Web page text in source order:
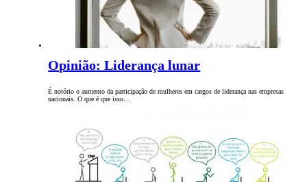
Opinião: Liderança lunar
É notório o aumento da participação de mulheres em cargos de liderança nas empresas
nacionais. O que é que isso…